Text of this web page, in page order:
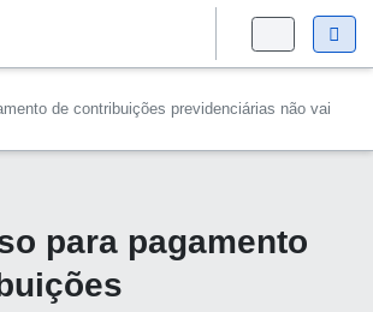
de contribuições previdenciárias não vai
para pagamento